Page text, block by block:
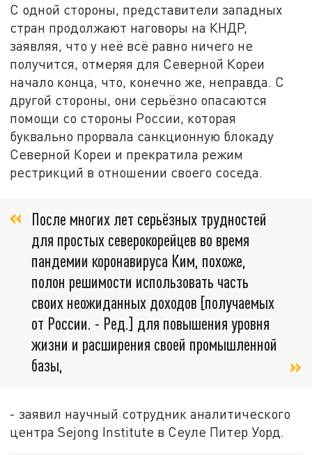
С одной стороны, представители западных
стран продолжают наговоры на КНДР,
заявляя, что у неё всё равно ничего не
получится, отмеряя для Северной Кореи
начало конца, что, конечно же, неправда. С
другой стороны, они серьёзно опасаются
помощи со стороны России, которая
буквально прорвала санкционную блокаду
Северной Кореи и прекратила режим
рестрикций в отношении своего соседа.
После многих лет серьёзных трудностей
для простых северокорейцев во время
пандемии коронавируса Ким, похоже,
полон решимости использовать часть
своих неожиданных доходов [получаемых
от России. - Ред.] для повышения уровня
жизни и расширения своей промышленной
базы,
- заявил научный сотрудник аналитического
центра Sejong Institute в Сеуле Питер Уорд.